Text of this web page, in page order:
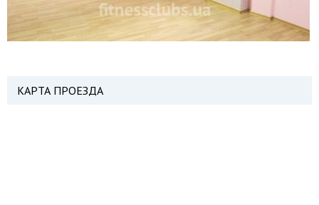
КАРТА ПРОЕЗДА